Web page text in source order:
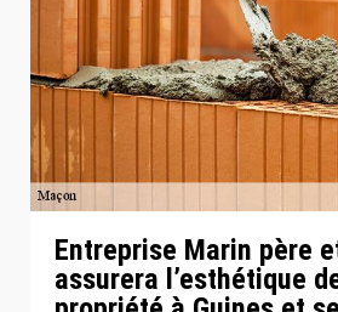
Entreprise Marin père
assurera l’esthétique